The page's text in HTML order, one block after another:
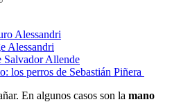
Alessandri
Alessandri
Salvador Allende
los perros de Sebastián Piñera
En algunos casos son la mano